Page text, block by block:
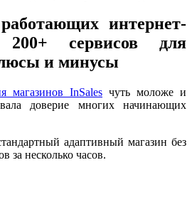
интернет-
сервисов для
и минусы
магазинов InSales чуть моложе и
доверие многих начинающих
адаптивный магазин без
за несколько часов.